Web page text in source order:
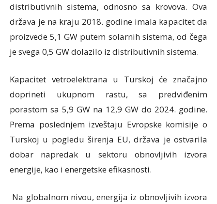
distributivnih sistema, odnosno sa krovova. Ova
država je na kraju 2018. godine imala kapacitet da
proizvede 5,1 GW putem solarnih sistema, od čega
je svega 0,5 GW dolazilo iz distributivnih sistema.
Kapacitet vetroelektrana u Turskoj će značajno
doprineti ukupnom rastu, sa predviđenim
porastom sa 5,9 GW na 12,9 GW do 2024. godine.
Prema poslednjem izveštaju Evropske komisije o
Turskoj u pogledu širenja EU, država je ostvarila
dobar napredak u sektoru obnovljivih izvora
energije, kao i energetske efikasnosti.
Na globalnom nivou, energija iz obnovljivih izvora